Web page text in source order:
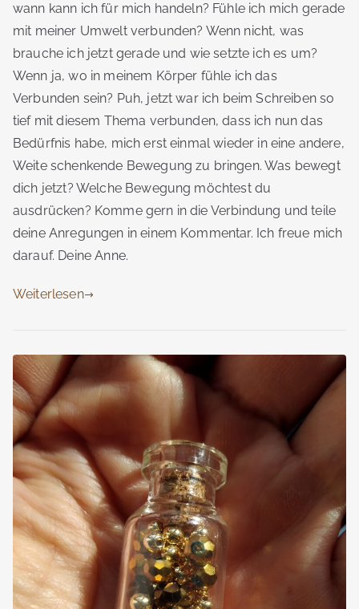
wann kann ich für mich handeln? Fühle ich mich gerade
mit meiner Umwelt verbunden? Wenn nicht, was
brauche ich jetzt gerade und wie setzte ich es um?
Wenn ja, wo in meinem Körper fühle ich das
Verbunden sein? Puh, jetzt war ich beim Schreiben so
tief mit diesem Thema verbunden, dass ich nun das
Bedürfnis habe, mich erst einmal wieder in eine andere,
Weite schenkende Bewegung zu bringen. Was bewegt
dich jetzt? Welche Bewegung möchtest du
ausdrücken? Komme gern in die Verbindung und teile
deine Anregungen in einem Kommentar. Ich freue mich
darauf. Deine Anne.
Weiterlesen